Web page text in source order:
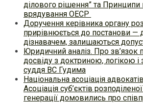
ділового рішення” та
врядування ОЕСР
Доручення керівника органу
прирівнюється до постанови —
дізнавачем, залишаються
Юридичний аналіз. Про зв’язок
досвіду з доктриною, логікою
суддя ВС Гудима
Національна асоціація
Асоціація суб’єктів
генерації домовились про